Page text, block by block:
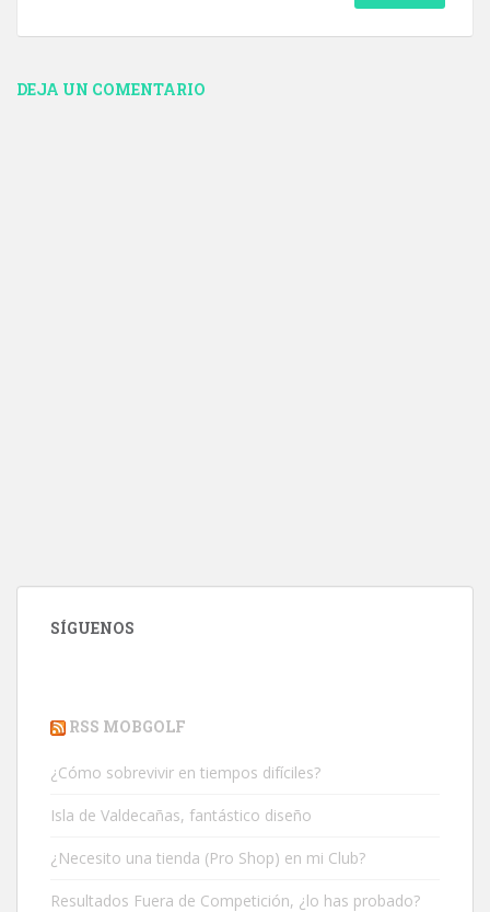
DEJA UN COMENTARIO
SÍGUENOS
RSS MOBGOLF
¿Cómo sobrevivir en tiempos difíciles?
Isla de Valdecañas, fantástico diseño
¿Necesito una tienda (Pro Shop) en mi Club?
Resultados Fuera de Competición, ¿lo has probado?